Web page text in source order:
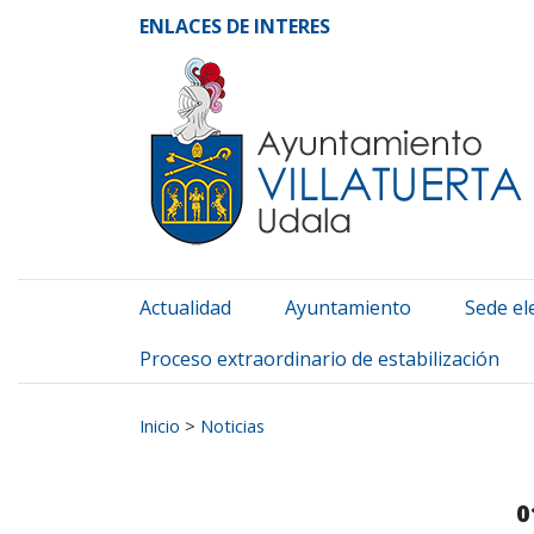
Ayuntamiento de
ENLACES DE INTERES
Actualidad Ayuntamiento
Sede
Proceso extraordinario de estabilización
Inicio > Noticias